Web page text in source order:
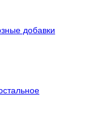
добавки